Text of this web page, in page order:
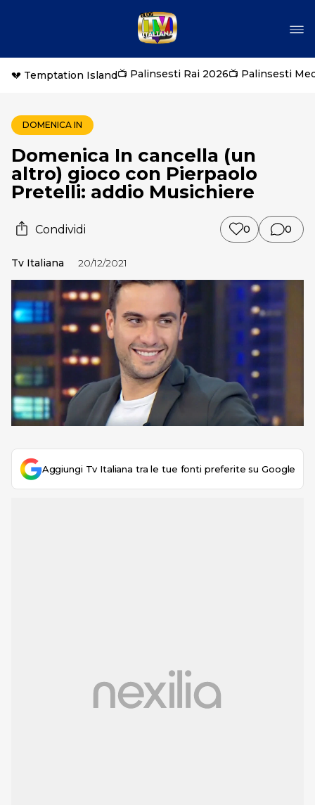
💔 Temptation Island📺 Palinsesti Rai 2026📺 Palinsesti
DOMENICA IN
Domenica In cancella (un
altro) gioco con Pierpaolo
Pretelli: addio Musichiere
Condividi 0 0
Tv Italiana 20/12/2021
Aggiungi Tv Italiana tra le tue fonti preferite su Google